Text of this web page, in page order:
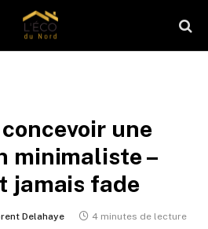
une
minimaliste –
jamais fade
Delahaye 4 minutes de lecture